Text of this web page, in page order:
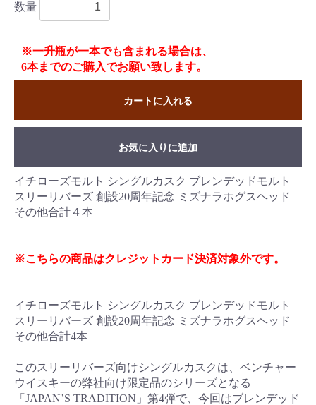
数量
※一升瓶が一本でも含まれる場合は、
6本までのご購入でお願い致します。
カートに入れる
お気に入りに追加
イチローズモルト シングルカスク ブレンデッドモルト
スリーリバーズ 創設20周年記念 ミズナラホグスヘッド
その他合計４本
※こちらの商品はクレジットカード決済対象外です。
イチローズモルト シングルカスク ブレンデッドモルト
スリーリバーズ 創設20周年記念 ミズナラホグスヘッド
その他合計4本
このスリーリバーズ向けシングルカスクは、ベンチャー
ウイスキーの弊社向け限定品のシリーズとなる
「JAPAN’S TRADITION」第4弾で、今回はブレンデッド